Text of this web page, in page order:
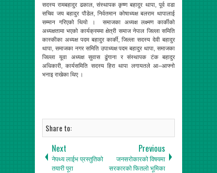
सदस्य रामबहादुर ढकाल, संस्थापक कृष्ण बहादुर थापा, पूर्व वडा
सचिव जय बहादुर पौडेल, निर्वतमान कोषाध्यक्ष बलराम थापालाई
सम्मान गरिएको थियो । समाजका अध्यक्ष लक्ष्मण कार्कीको
अध्यक्षतामा भएको कार्यक्रममा क्षेत्री समाज नेपाल जिल्ला समिति
कास्कीका अध्यक्ष पदम बहादुर कार्की, जिल्ला सदस्य देवी बहादुर
थापा, समाजका नगर समिति उपाध्यक्ष पदम बहादुर थापा, समाजका
जिल्ला यूवा अध्यक्ष सुवास ढुंगाना र संस्थापक टंक बहादुर
अधिकारी, कार्यसमिति सदस्य हिरा थापा लगायतले आ–आफ्नो
भनाइ राखेका थिए ।
Share to:
Next
नेपथ्य लाईभ प्रस्तुतिको
तयारी पूरा
Previous
जनसरोकारको विषयमा
सरकारको फितलो भूमिका